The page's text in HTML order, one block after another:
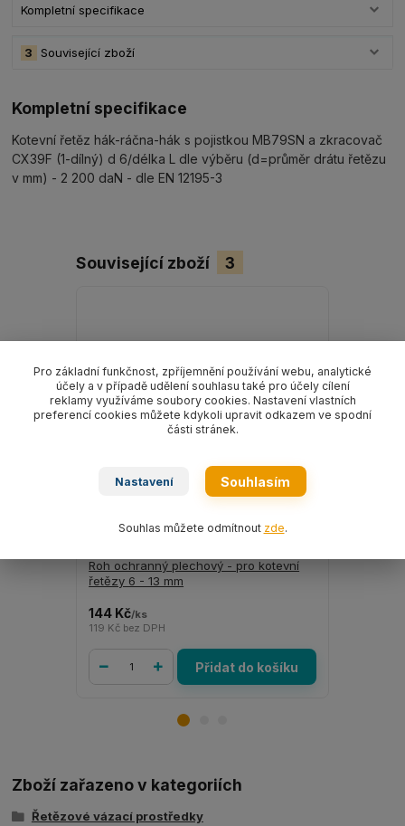
Kompletní specifikace
Související zboží
3
Kompletní specifikace
Kotevní řetěz hák-ráčna-hák s pojistkou MB79SN a zkracovač
CX39F (1-dílný) d 6/délka L dle výběru (d=průměr drátu řetězu
v mm) - 2 200 daN - dle EN 12195-3
Související zboží 3
Roh ochranný plechový - pro kotevní
řetězy 6 - 13 mm
144 Kč/ks
119 Kč bez DPH
Přidat do košíku
Zboží zařazeno v kategoriích
Řetězové vázací prostředky
Pro základní funkčnost, zpříjemnění používání webu, analytické
účely a v případě udělení souhlasu také pro účely cílení
reklamy využíváme soubory cookies. Nastavení vlastních
preferencí cookies můžete kdykoli upravit odkazem ve spodní
části stránek.
Nastavení Souhlasím
Souhlas můžete odmítnout zde.